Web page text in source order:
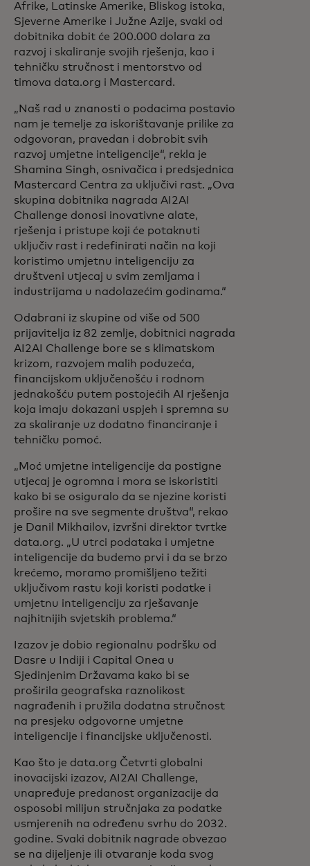
Afrike, Latinske Amerike, Bliskog istoka,
Sjeverne Amerike i Južne Azije, svaki od
dobitnika dobit će 200.000 dolara za
razvoj i skaliranje svojih rješenja, kao i
tehničku stručnost i mentorstvo od
timova data.org i Mastercard.
„Naš rad u znanosti o podacima postavio
nam je temelje za iskorištavanje prilike za
odgovoran, pravedan i dobrobit svih
razvoj umjetne inteligencije“, rekla je
Shamina Singh, osnivačica i predsjednica
Mastercard Centra za uključivi rast. „Ova
skupina dobitnika nagrada AI2AI
Challenge donosi inovativne alate,
rješenja i pristupe koji će potaknuti
uključiv rast i redefinirati način na koji
koristimo umjetnu inteligenciju za
društveni utjecaj u svim zemljama i
industrijama u nadolazećim godinama.“
Odabrani iz skupine od više od 500
prijavitelja iz 82 zemlje, dobitnici nagrada
AI2AI Challenge bore se s klimatskom
krizom, razvojem malih poduzeća,
financijskom uključenošću i rodnom
jednakošću putem postojećih AI rješenja
koja imaju dokazani uspjeh i spremna su
za skaliranje uz dodatno financiranje i
tehničku pomoć.
„Moć umjetne inteligencije da postigne
utjecaj je ogromna i mora se iskoristiti
kako bi se osiguralo da se njezine koristi
prošire na sve segmente društva“, rekao
je Danil Mikhailov, izvršni direktor tvrtke
data.org. „U utrci podataka i umjetne
inteligencije da budemo prvi i da se brzo
krećemo, moramo promišljeno težiti
uključivom rastu koji koristi podatke i
umjetnu inteligenciju za rješavanje
najhitnijih svjetskih problema.“
Izazov je dobio regionalnu podršku od
Dasre u Indiji i Capital Onea u
Sjedinjenim Državama kako bi se
proširila geografska raznolikost
nagrađenih i pružila dodatna stručnost
na presjeku odgovorne umjetne
inteligencije i financijske uključenosti.
Kao što je data.org Četvrti globalni
inovacijski izazov, AI2AI Challenge,
unapređuje predanost organizacije da
osposobi milijun stručnjaka za podatke
usmjerenih na određenu svrhu do 2032.
godine. Svaki dobitnik nagrade obvezao
se na dijeljenje ili otvaranje koda svog